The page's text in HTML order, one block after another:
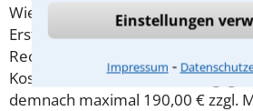
Einstellungen
Impressum ⁃
Wieviel ein Rechtsanwalt in Leipzig
Erstberatung verlangen darf, ist in
Rechtsanwaltsvergütungsgesetz
Kosten für das erste
demnach maximal 190,00 € zzgl.